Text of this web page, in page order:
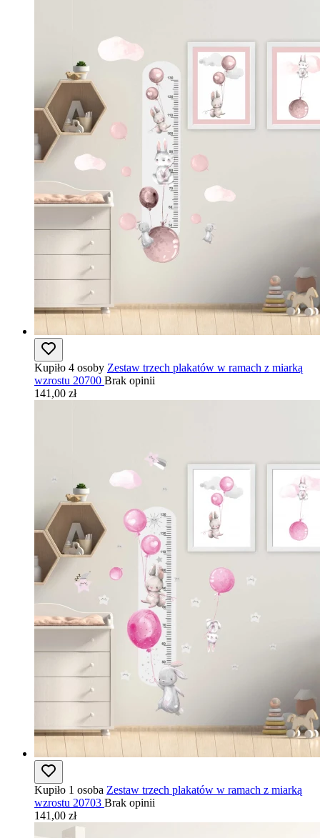
Kupiło 4 osoby Zestaw trzech plakatów w ramach z miarką
wzrostu 20700 Brak opinii
141,00 zł
Kupiło 1 osoba Zestaw trzech plakatów w ramach z miarką
wzrostu 20703 Brak opinii
141,00 zł